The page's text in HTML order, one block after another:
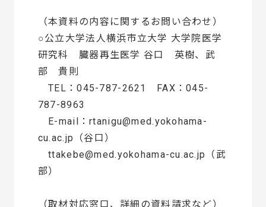
（本資料の内容に関するお問い合わせ）
○公立大学法人横浜市立大学 大学院医学
研究科 臓器再生医学 谷口 英樹、武
部 貴則
TEL：045-787-2621 FAX：045-
787-8963
E-mail：rtanigu@med.yokohama-
cu.ac.jp（谷口）
ttakebe@med.yokohama-cu.ac.jp（武
部）
（取材対応窓口、詳細の資料請求など）